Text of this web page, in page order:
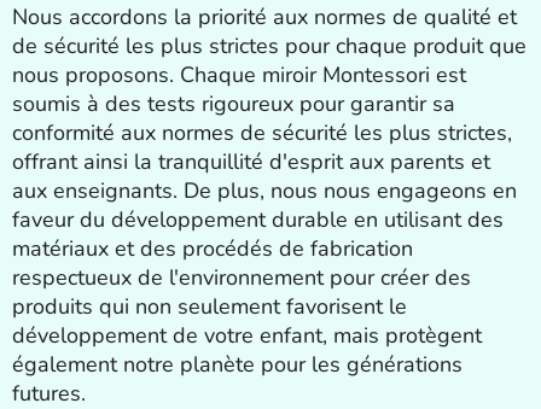
Nous accordons la priorité aux normes de qualité et
de sécurité les plus strictes pour chaque produit que
nous proposons. Chaque miroir Montessori est
soumis à des tests rigoureux pour garantir sa
conformité aux normes de sécurité les plus strictes,
offrant ainsi la tranquillité d'esprit aux parents et
aux enseignants. De plus, nous nous engageons en
faveur du développement durable en utilisant des
matériaux et des procédés de fabrication
respectueux de l'environnement pour créer des
produits qui non seulement favorisent le
développement de votre enfant, mais protègent
également notre planète pour les générations
futures.